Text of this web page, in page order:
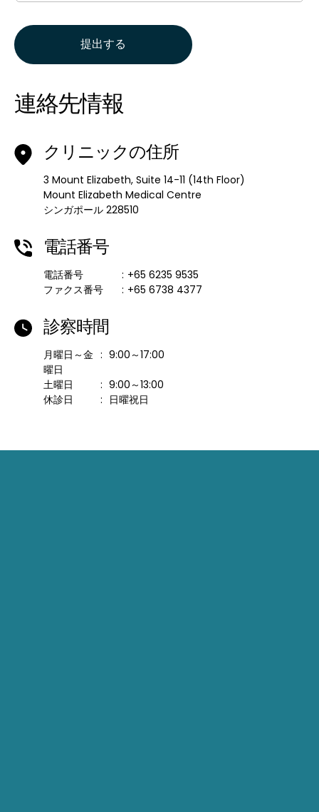
提出する
連絡先情報
クリニックの住所
3 Mount Elizabeth, Suite 14-11 (14th Floor)
Mount Elizabeth Medical Centre
シンガポール 228510
電話番号
電話番号 : +65 6235 9535
ファクス番号
: +65 6738 4377
診察時間
月曜日～金
曜日
: 9:00～17:00
土曜日 : 9:00～13:00
休診日
: 日曜祝日